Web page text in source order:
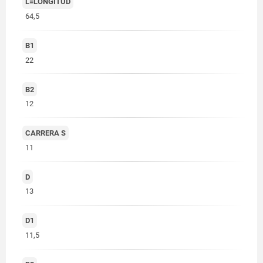
64,5
B1
22
B2
12
CARRERA S
11
D
13
D1
11,5